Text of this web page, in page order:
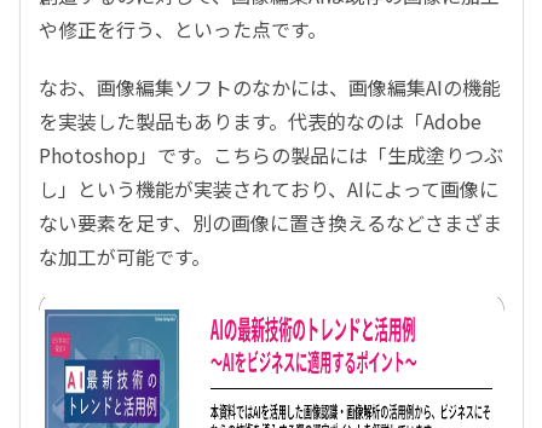
や修正を行う、といった点です。
なお、画像編集ソフトのなかには、画像編集AIの機能
を実装した製品もあります。代表的なのは「Adobe
Photoshop」です。こちらの製品には「生成塗りつぶ
し」という機能が実装されており、AIによって画像に
ない要素を足す、別の画像に置き換えるなどさまざま
な加工が可能です。